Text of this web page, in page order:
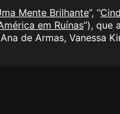
Mente Brilhante”, “
em Ruínas”), que
de Armas, Vanessa